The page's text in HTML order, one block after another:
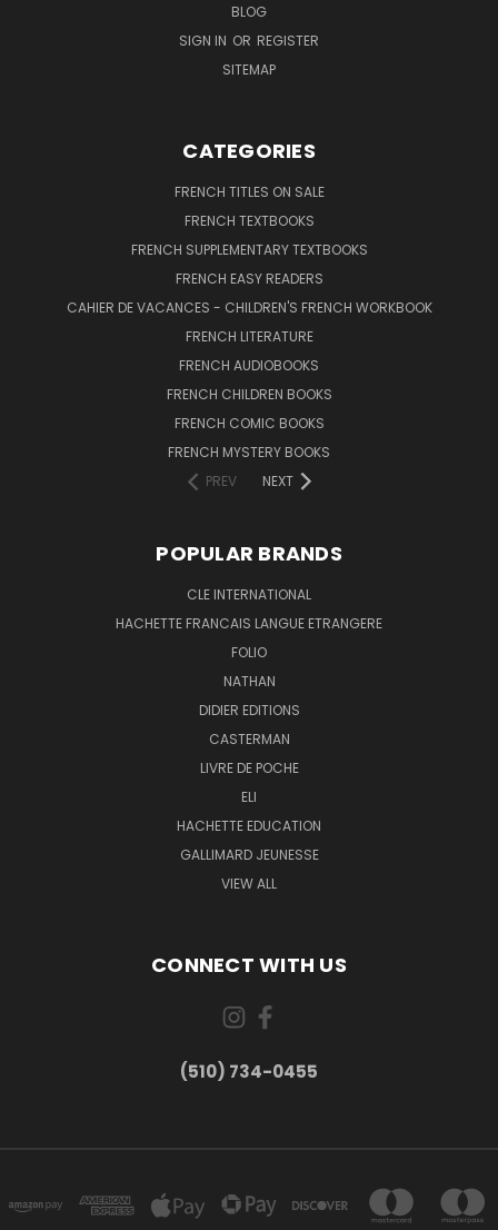
BLOG
SIGN IN OR REGISTER
SITEMAP
CATEGORIES
FRENCH TITLES ON SALE
FRENCH TEXTBOOKS
FRENCH SUPPLEMENTARY TEXTBOOKS
FRENCH EASY READERS
CAHIER DE VACANCES - CHILDREN'S FRENCH WORKBOOK
FRENCH LITERATURE
FRENCH AUDIOBOOKS
FRENCH CHILDREN BOOKS
FRENCH COMIC BOOKS
FRENCH MYSTERY BOOKS
PREV
NEXT
POPULAR BRANDS
CLE INTERNATIONAL
HACHETTE FRANCAIS LANGUE ETRANGERE
FOLIO
NATHAN
DIDIER EDITIONS
CASTERMAN
LIVRE DE POCHE
ELI
HACHETTE EDUCATION
GALLIMARD JEUNESSE
VIEW ALL
CONNECT WITH US
(510) 734-0455